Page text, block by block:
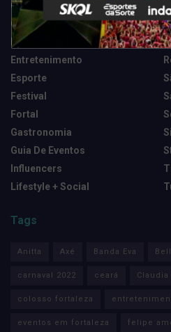
Camarote Vip Junino
Cidade
Destaques
Entretenimento
Esporte
Festival
Fortal
Gastronomia
Guia De Eventos
Influencers
Lifestyle + Social
Tags
Anitta Axé Banda Eva
carnaval 2022 ceará Claudia
colosso fortaleza
eventos em fortaleza felipe